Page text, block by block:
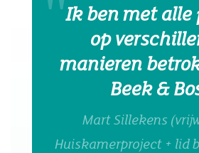
Ik ben met alle
op
manieren
Beek &
Mart Sillekens
Huiskamerproject + lid